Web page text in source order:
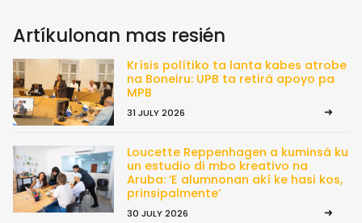
Artíkulonan mas resién
Krísis polítiko ta lanta kabes atrobe
na Boneiru: UPB ta retirá apoyo pa
MPB
31 JULY 2026
Loucette Reppenhagen a kuminsá ku
un estudio di mbo kreativo na
Aruba: ‘E alumnonan akí ke hasi kos,
prinsipalmente’
30 JULY 2026